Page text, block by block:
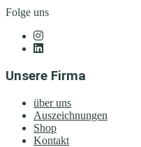
Folge uns
Unsere Firma
über uns
Auszeichnungen
Shop
Kontakt